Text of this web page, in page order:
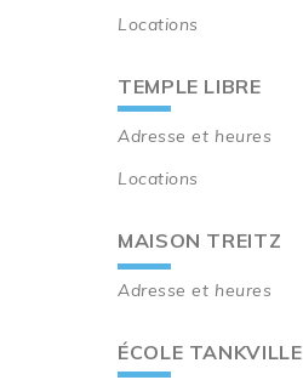
Locations
TEMPLE LIBRE
Adresse et heures
Locations
MAISON TREITZ
Adresse et heures
ÉCOLE TANKVILLE